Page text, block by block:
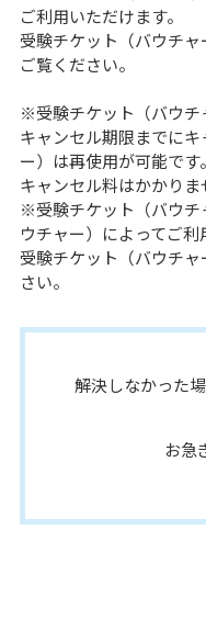
ご利用いただけます。
受験チケット（バウチ
ご覧ください。
※受験チケット（バウチ
キャンセル期限までに
ー）は再使用が可能です。
キャンセル料はかかりま
※受験チケット（バウチ
ウチャー）によってご利
受験チケット（バウチ
さい。
解決しなかった
お急